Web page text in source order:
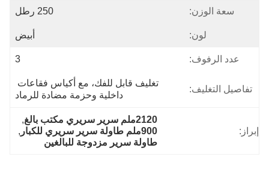
سعة الوزن: 250 رطل
لون: أبيض
عدد الرفوف: 3
تفاصيل التغليف:
تغليف قابل للفك، مع أكياس فقاعات
داخلية وحزمة مضادة للرماد
إبراز:
2120ملم سرير سريري مكتب بالغ
,
900ملم طاولة سرير سريري للكبار
,
طاولة سرير مزدوجة للبالغين